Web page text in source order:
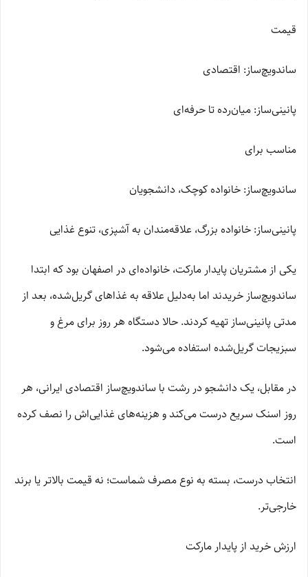
قیمت
ساندویچ‌ساز: اقتصادی
پانینی‌ساز: میان‌رده تا حرفه‌ای
مناسب برای
ساندویچ‌ساز: خانواده کوچک، دانشجویان
پانینی‌ساز: خانواده بزرگ، علاقه‌مندان به آشپزی، تنوع غذایی
یکی از مشتریان پایدار مارکت، خانواده‌ای در اصفهان بود که ابتدا
ساندویچ‌ساز خریدند اما به‌دلیل علاقه به غذاهای گریل‌شده، بعد از
مدتی پانینی‌ساز تهیه کردند. حالا دستگاه هر روز برای مرغ و
سبزیجات گریل‌شده استفاده می‌شود.
در مقابل، یک دانشجو در رشت با ساندویچ‌ساز اقتصادی ایرانی، هر
روز اسنک سریع درست می‌کند و هزینه‌های غذایی‌اش را نصف کرده
است.
انتخاب درست، بسته به نوع مصرف شماست؛ نه قیمت بالاتر یا برند
خارجی‌تر.
ارزش خرید از پایدار مارکت